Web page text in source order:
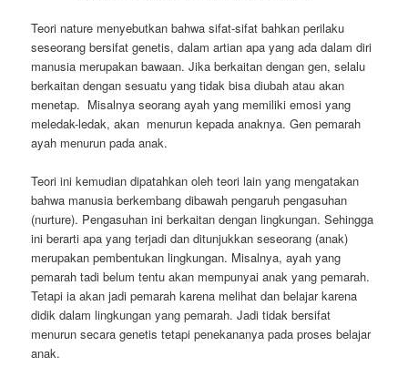
Teori nature menyebutkan bahwa sifat-sifat bahkan perilaku
seseorang bersifat genetis, dalam artian apa yang ada dalam diri
manusia merupakan bawaan. Jika berkaitan dengan gen, selalu
berkaitan dengan sesuatu yang tidak bisa diubah atau akan
menetap. Misalnya seorang ayah yang memiliki emosi yang
meledak-ledak, akan menurun kepada anaknya. Gen pemarah
ayah menurun pada anak.
Teori ini kemudian dipatahkan oleh teori lain yang mengatakan
bahwa manusia berkembang dibawah pengaruh pengasuhan
(nurture). Pengasuhan ini berkaitan dengan lingkungan. Sehingga
ini berarti apa yang terjadi dan ditunjukkan seseorang (anak)
merupakan pembentukan lingkungan. Misalnya, ayah yang
pemarah tadi belum tentu akan mempunyai anak yang pemarah.
Tetapi ia akan jadi pemarah karena melihat dan belajar karena
didik dalam lingkungan yang pemarah. Jadi tidak bersifat
menurun secara genetis tetapi penekananya pada proses belajar
anak.